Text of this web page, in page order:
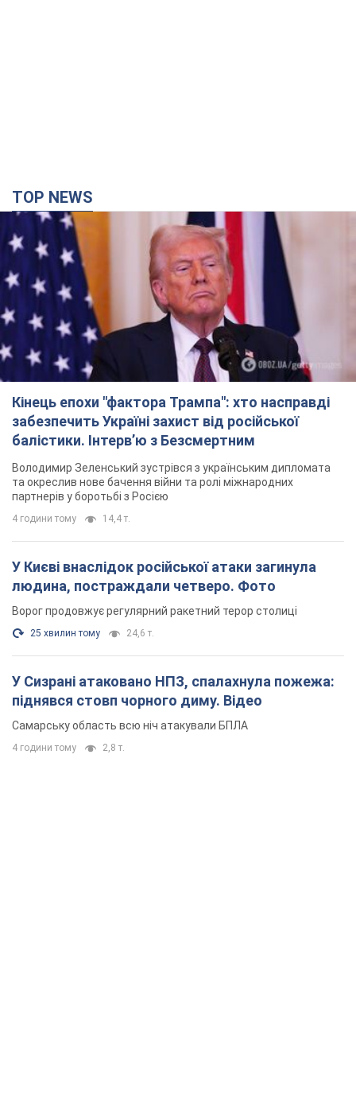
TOP NEWS
Кінець епохи "фактора Трампа": хто насправді
забезпечить Україні захист від російської
балістики. Інтерв’ю з Безсмертним
Володимир Зеленський зустрівся з українським дипломата
та окреслив нове бачення війни та ролі міжнародних
партнерів у боротьбі з Росією
4 години тому 14,4 т.
У Києві внаслідок російської атаки загинула
людина, постраждали четверо. Фото
Ворог продовжує регулярний ракетний терор столиці
25 хвилин тому 24,6 т.
У Сизрані атаковано НПЗ, спалахнула пожежа:
піднявся стовп чорного диму. Відео
Самарську область всю ніч атакували БПЛА
4 години тому 2,8 т.